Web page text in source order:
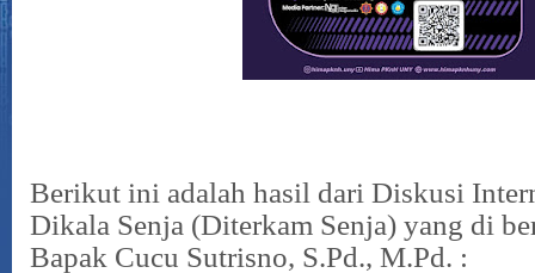
Berikut ini adalah hasil dari Diskusi
Dikala Senja (Diterkam Senja) yang di
Bapak Cucu Sutrisno, S.Pd., M.Pd. :